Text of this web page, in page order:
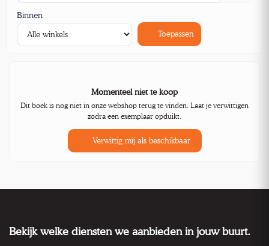
Binnen
Toepassen
Momenteel niet te koop
Dit boek is nog niet in onze webshop terug te vinden. Laat je verwittigen
zodra een exemplaar opduikt.
Verwittig mij als beschikbaar
Bekijk welke diensten we aanbieden in jouw buurt.